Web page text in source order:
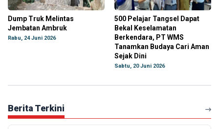
Dump Truk Melintas
Jembatan Ambruk
Rabu, 24 Juni 2026
500 Pelajar Tangsel Dapat
Bekal Keselamatan
Berkendara, PT WMS
Tanamkan Budaya Cari Aman
Sejak Dini
Sabtu, 20 Juni 2026
Berita Terkini